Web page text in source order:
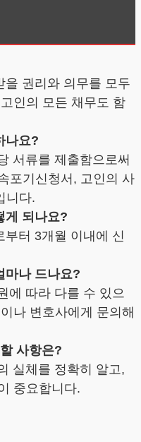
을 권리와 의무를 모두
인의 모든 채무도 함
나요?
서류를 제출함으로써
포기신청서, 고인의 사
니다.
게 되나요?
터 3개월 이내에 신
마나 드나요?
에 따라 다를 수 있으
나 변호사에게 문의해
사항은?
실체를 정확히 알고,
중요합니다.